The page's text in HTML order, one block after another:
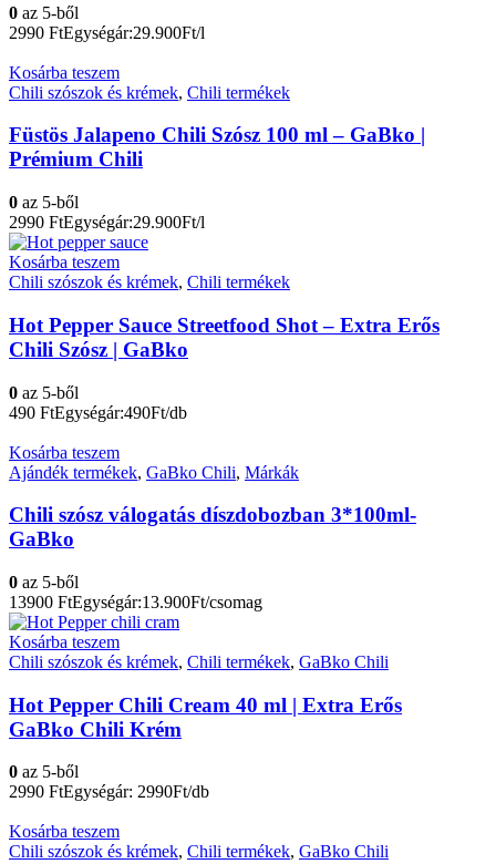
0 az 5-ből
2990 FtEgységár:29.900Ft/l
Kosárba teszem
Chili szószok és krémek, Chili termékek
Füstös Jalapeno Chili Szósz 100 ml – GaBko |
Prémium Chili
0 az 5-ből
2990 FtEgységár:29.900Ft/l
Kosárba teszem
Chili szószok és krémek, Chili termékek
Hot Pepper Sauce Streetfood Shot – Extra Erős
Chili Szósz | GaBko
0 az 5-ből
490 FtEgységár:490Ft/db
Kosárba teszem
Ajándék termékek, GaBko Chili, Márkák
Chili szósz válogatás díszdobozban 3*100ml-
GaBko
0 az 5-ből
13900 FtEgységár:13.900Ft/csomag
Kosárba teszem
Chili szószok és krémek, Chili termékek, GaBko Chili
Hot Pepper Chili Cream 40 ml | Extra Erős
GaBko Chili Krém
0 az 5-ből
2990 FtEgységár: 2990Ft/db
Kosárba teszem
Chili szószok és krémek, Chili termékek, GaBko Chili